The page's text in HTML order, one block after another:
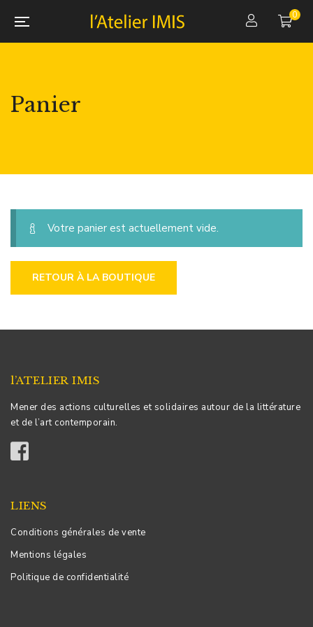
0
Panier
Votre panier est actuellement vide.
RETOUR À LA BOUTIQUE
l’ATELIER IMIS
Mener des actions culturelles et solidaires autour de la littérature
et de l’art contemporain.
LIENS
Conditions générales de vente
Mentions légales
Politique de confidentialité